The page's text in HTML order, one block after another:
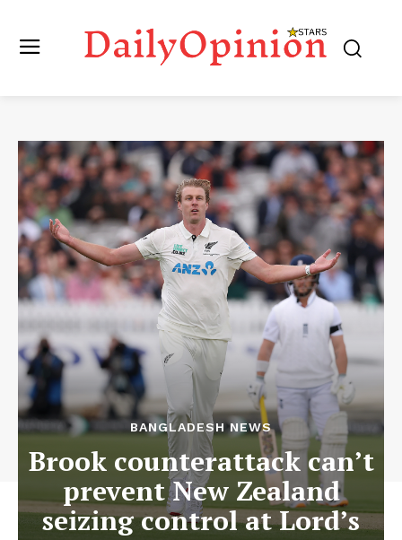
BANGLADESH NEWS
Brook counterattack can’t
prevent New Zealand
seizing control at Lord’s